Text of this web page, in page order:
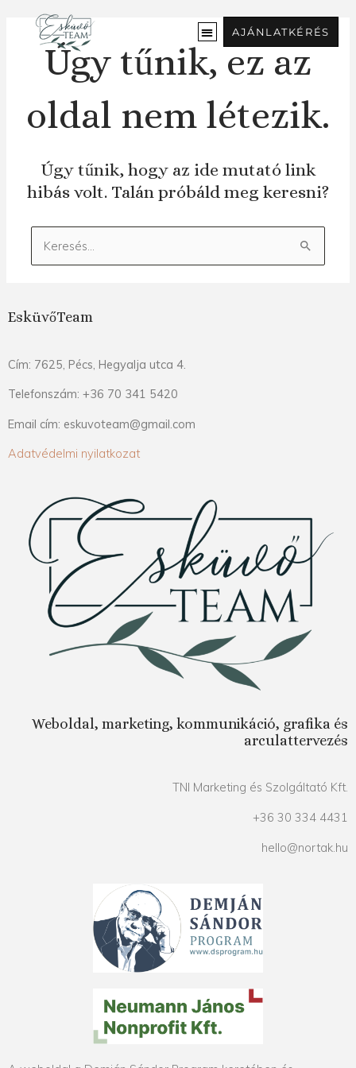
tartalomra
AJÁNLATKÉRÉS
Úgy tűnik, ez az
oldal nem létezik.
Úgy tűnik, hogy az ide mutató link
hibás volt. Talán próbáld meg keresni?
Keresés:
EsküvőTeam
Cím: 7625, Pécs, Hegyalja utca 4.
Telefonszám: +36 70 341 5420
Email cím: eskuvoteam@gmail.com
Adatvédelmi nyilatkozat
Weboldal, marketing, kommunikáció, grafika és
arculattervezés
TNI Marketing és Szolgáltató Kft.
+36 30 334 4431
hello@nortak.hu